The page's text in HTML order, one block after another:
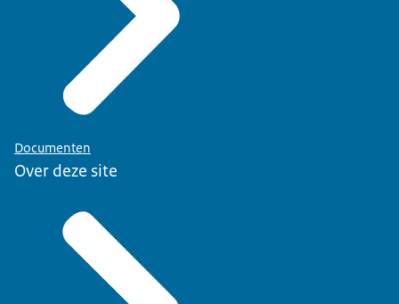
Documenten
Over deze site